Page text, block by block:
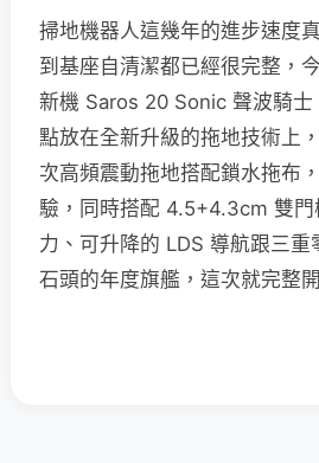
掃地機器人這幾年的進步速度
到基座自清潔都已經很完整，
新機 Saros 20 Sonic 聲波騎
點放在全新升級的拖地技術上
次高頻震動拖地搭配鎖水拖布
驗，同時搭配 4.5+4.3cm 雙
力、可升降的 LDS 導航跟三
石頭的年度旗艦，這次就完整